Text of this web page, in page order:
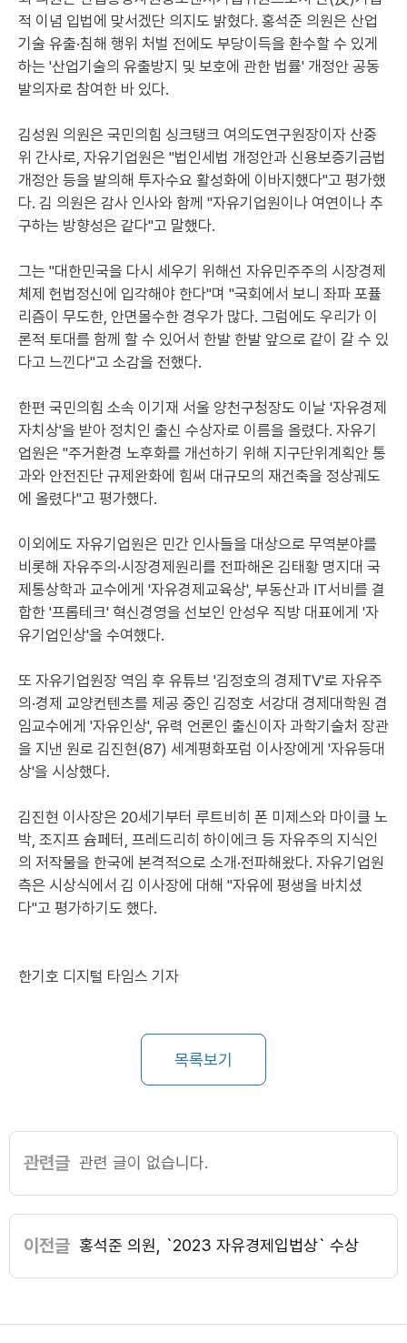
적 이념 입법에 맞서겠단 의지도 밝혔다. 홍석준 의원은 산업
기술 유출·침해 행위 처벌 전에도 부당이득을 환수할 수 있게
하는 '산업기술의 유출방지 및 보호에 관한 법률' 개정안 공동
발의자로 참여한 바 있다.
김성원 의원은 국민의힘 싱크탱크 여의도연구원장이자 산중
위 간사로, 자유기업원은 "법인세법 개정안과 신용보증기금법
개정안 등을 발의해 투자수요 활성화에 이바지했다"고 평가했
다. 김 의원은 감사 인사와 함께 "자유기업원이나 여연이나 추
구하는 방향성은 같다"고 말했다.
그는 "대한민국을 다시 세우기 위해선 자유민주주의 시장경제
체제 헌법정신에 입각해야 한다"며 "국회에서 보니 좌파 포퓰
리즘이 무도한, 안면몰수한 경우가 많다. 그럼에도 우리가 이
론적 토대를 함께 할 수 있어서 한발 한발 앞으로 같이 갈 수 있
다고 느낀다"고 소감을 전했다.
한편 국민의힘 소속 이기재 서울 양천구청장도 이날 '자유경제
자치상'을 받아 정치인 출신 수상자로 이름을 올렸다. 자유기
업원은 "주거환경 노후화를 개선하기 위해 지구단위계획안 통
과와 안전진단 규제완화에 힘써 대규모의 재건축을 정상궤도
에 올렸다"고 평가했다.
이외에도 자유기업원은 민간 인사들을 대상으로 무역분야를
비롯해 자유주의·시장경제원리를 전파해온 김태황 명지대 국
제통상학과 교수에게 '자유경제교육상', 부동산과 IT서비를 결
합한 '프롭테크' 혁신경영을 선보인 안성우 직방 대표에게 '자
유기업인상'을 수여했다.
또 자유기업원장 역임 후 유튜브 '김정호의 경제TV'로 자유주
의·경제 교양컨텐츠를 제공 중인 김정호 서강대 경제대학원 겸
임교수에게 '자유인상', 유력 언론인 출신이자 과학기술처 장관
을 지낸 원로 김진현(87) 세계평화포럼 이사장에게 '자유등대
상'을 시상했다.
김진현 이사장은 20세기부터 루트비히 폰 미제스와 마이클 노
박, 조지프 슘페터, 프레드리히 하이에크 등 자유주의 지식인
의 저작물을 한국에 본격적으로 소개·전파해왔다. 자유기업원
측은 시상식에서 김 이사장에 대해 "자유에 평생을 바치셨
다"고 평가하기도 했다.
한기호 디지털 타임스 기자
목록보기
관련글 관련 글이 없습니다.
이전글 홍석준 의원, `2023 자유경제입법상` 수상